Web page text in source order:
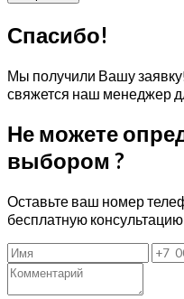
Спасибо!
Мы получили Вашу
свяжется наш менеджер
Не можете
выбором ?
Оставьте ваш номер
бесплатную консультацию